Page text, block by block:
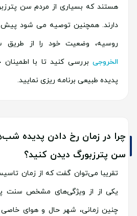
هستند که بسیاری از مردم سن
دارند. همچنین توصیه می شود پیش
روسیه، وضعیت خود را از طریق
الخروجی بررسی کنید تا با اطمینان
پدیده طبیعی برنامه ریزی نمایید.
چرا در زمان رخ دادن پدیده
سن پترزبورگ دیدن کنید؟
تقریبا می‌توان گفت که از زمان
یکی از از ویژگی‌های مشخص سنت